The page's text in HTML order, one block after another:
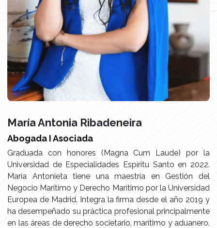
María Antonia Ribadeneira
Abogada I Asociada
Graduada con honores (Magna Cum Laude) por la
Universidad de Especialidades Espíritu Santo en 2022.
María Antonieta tiene una maestría en Gestión del
Negocio Marítimo y Derecho Marítimo por la Universidad
Europea de Madrid. Integra la firma desde el año 2019 y
ha desempeñado su práctica profesional principalmente
en las áreas de derecho societario, marítimo y aduanero.